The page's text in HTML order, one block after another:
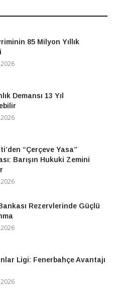
85 Milyon Yıllık
Demansı 13 Yıl
“Çerçeve Yasa”
Barışın Hukuki Zemini
Rezervlerinde Güçlü
Ligi: Fenerbahçe Avantajı